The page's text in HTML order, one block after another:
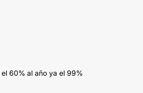
60% al año ya el 99%